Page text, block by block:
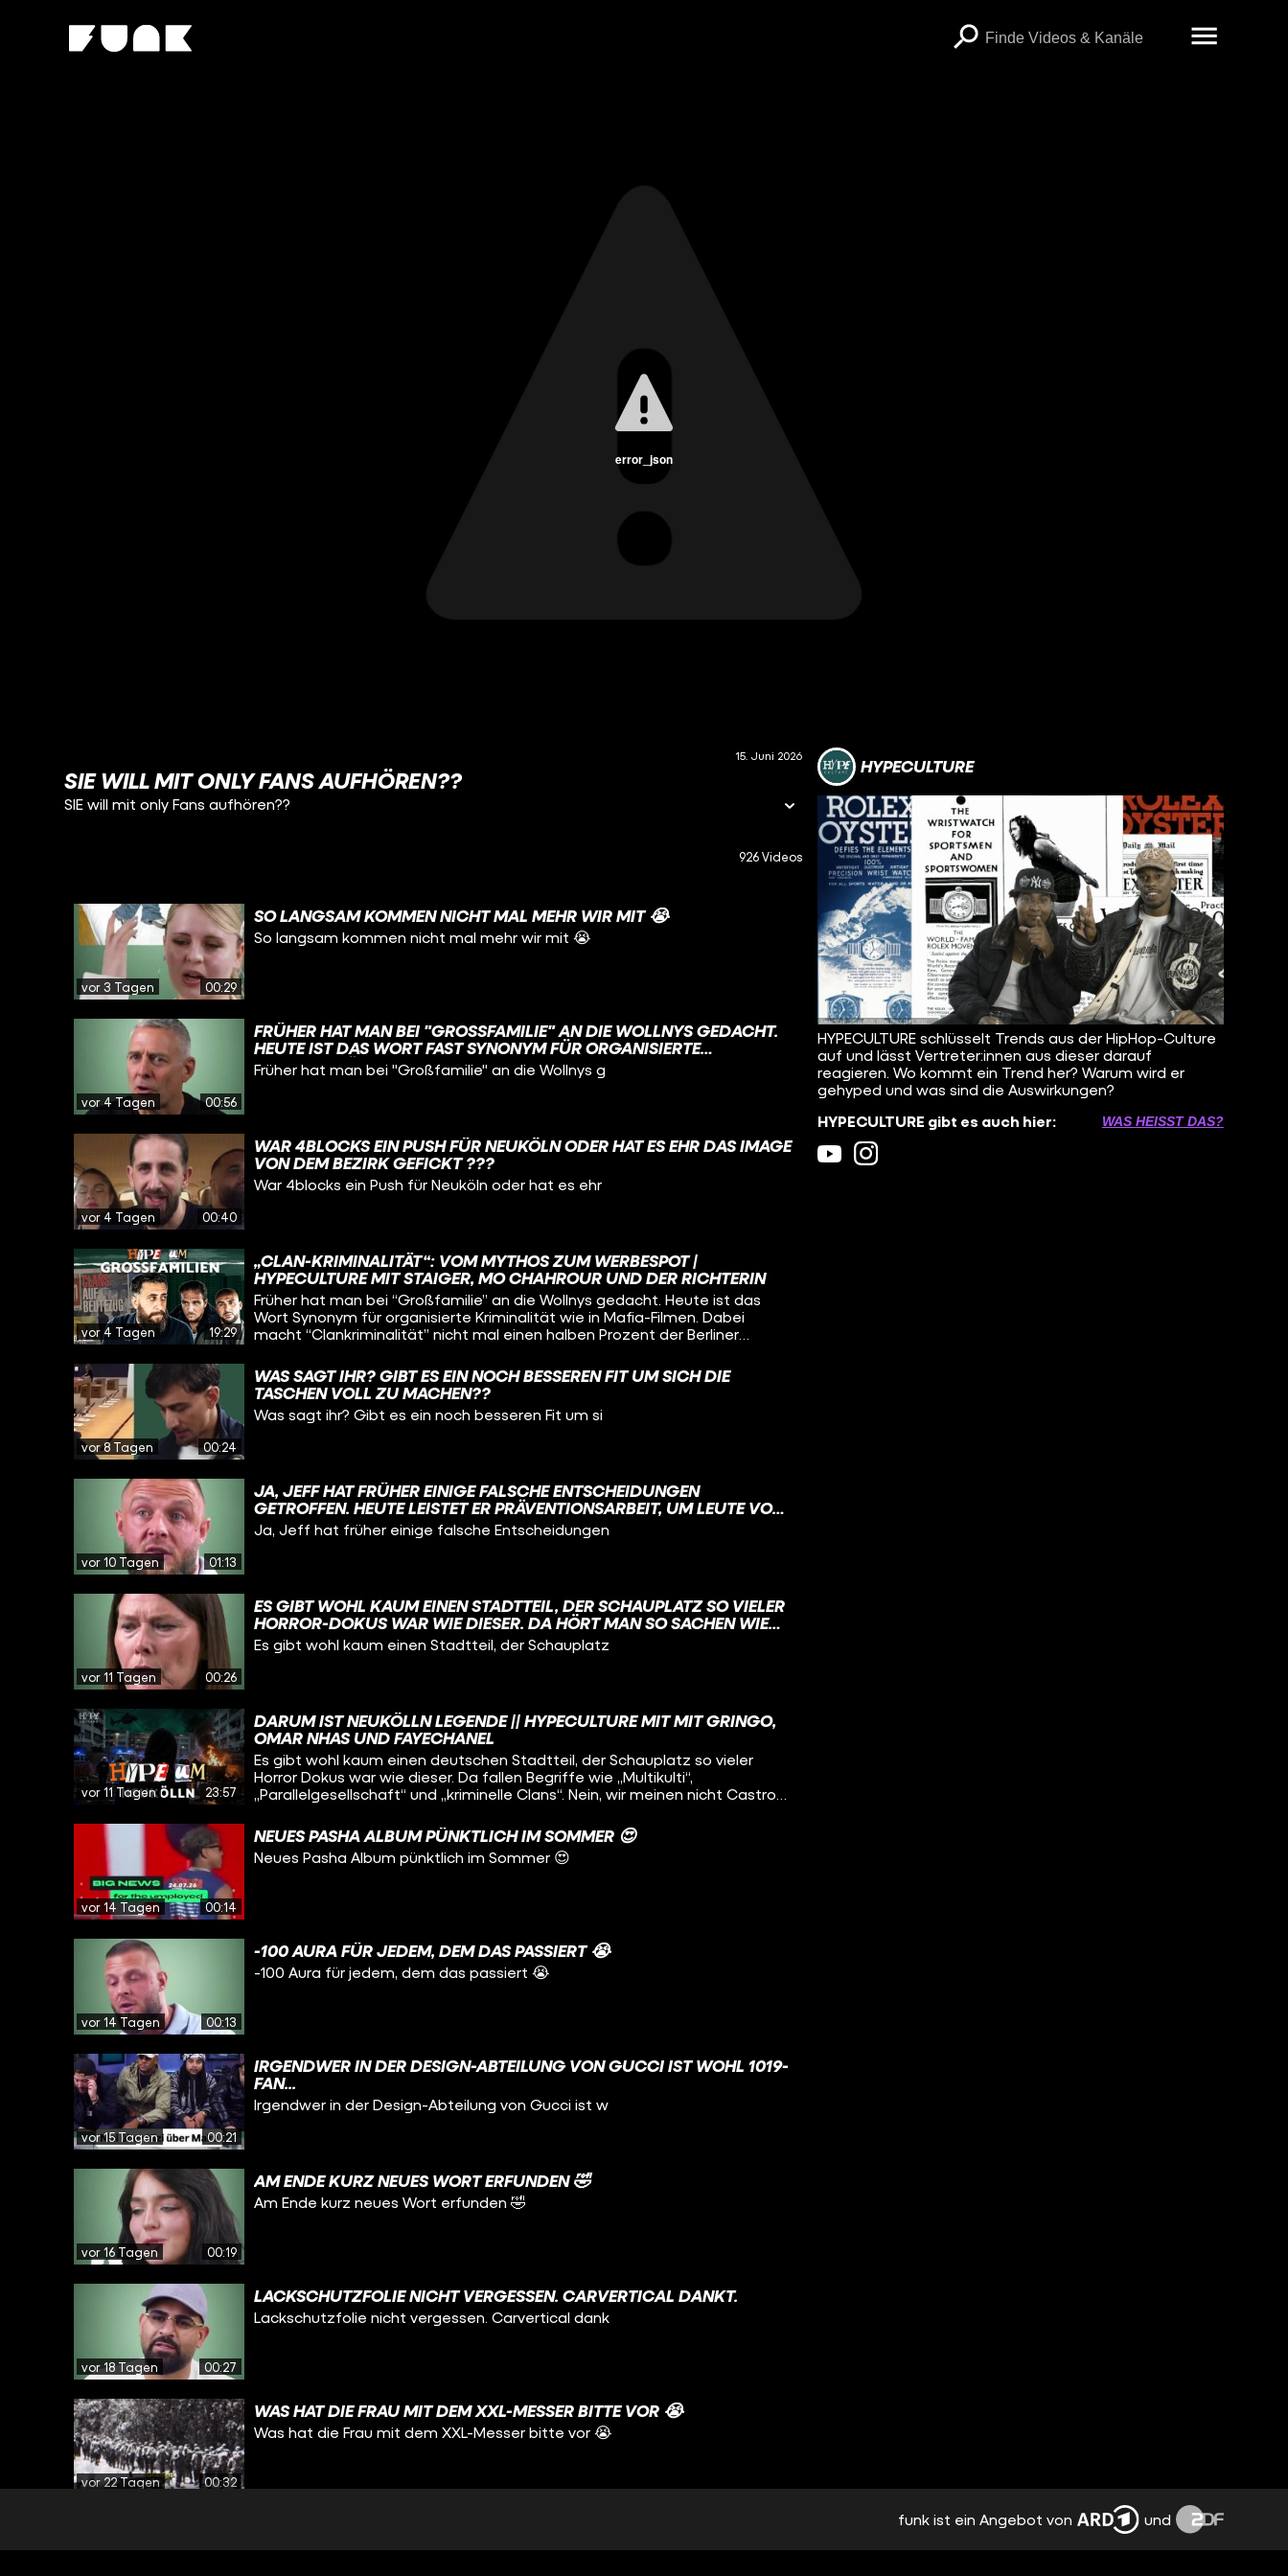
error_json
HYPECULTURE
HYPECULTURE schlüsselt Trends aus der HipHop-Culture
auf und lässt Vertreter:innen aus dieser darauf
reagieren. Wo kommt ein Trend her? Warum wird er
gehyped und was sind die Auswirkungen?
HYPECULTURE gibt es auch hier:
WAS HEISST DAS?
15. Juni 2026
SIE WILL MIT ONLY FANS AUFHÖREN??
SIE will mit only Fans aufhören??
926 Videos
vor 3 Tagen 00:29
SO LANGSAM KOMMEN NICHT MAL MEHR WIR MIT 😭
So langsam kommen nicht mal mehr wir mit 😭
vor 4 Tagen 00:56
FRÜHER HAT MAN BEI "GROSSFAMILIE" AN DIE WOLLNYS GEDACHT. H
EUTE IST DAS WORT FAST SYNONYM FÜR ORGANISIERTE K
RIMINALITÄT WIE IN MAFIA-FILMEN. DABEI MACHT "
CLANKRIMINALITÄT" NICHT MAL EINEN HALBEN PROZENT DER B
Früher hat man bei "Großfamilie" an die Wollnys g
vor 4 Tagen 00:40
WAR 4BLOCKS EIN PUSH FÜR NEUKÖLN ODER HAT ES EHR DAS IMAGE
VON DEM BEZIRK GEFICKT ???
War 4blocks ein Push für Neuköln oder hat es ehr
vor 4 Tagen 19:29
„CLAN-KRIMINALITÄT“: VOM MYTHOS ZUM WERBESPOT |
HYPECULTURE MIT STAIGER, MO CHAHROUR UND DER RICHTERIN
Früher hat man bei “Großfamilie” an die Wollnys gedacht. Heute ist das
Wort Synonym für organisierte Kriminalität wie in Mafia-Filmen. Dabei
macht “Clankriminalität” nicht mal einen halben Prozent der Berliner
präsent geworden? Wir fragen: Geht es da wirklich um professionelle
Strukturen? Oder nur um “Ich hol meine Cousins”? Und erzählen euch,
wieso die vermeintlichen Clans auf einmal werbetauglich sind.
vor 8 Tagen 00:24
WAS SAGT IHR? GIBT ES EIN NOCH BESSEREN FIT UM SICH DIE
TASCHEN VOLL ZU MACHEN??
Was sagt ihr? Gibt es ein noch besseren Fit um si
vor 10 Tagen 01:13
JA, JEFF HAT FRÜHER EINIGE FALSCHE ENTSCHEIDUNGEN
GETROFFEN. HEUTE LEISTET ER PRÄVENTIONSARBEIT, UM LEUTE VOR
DER SCHIEFEN BAHN ZU BEWAHREN.
Ja, Jeff hat früher einige falsche Entscheidungen
vor 11 Tagen 00:26
ES GIBT WOHL KAUM EINEN STADTTEIL, DER SCHAUPLATZ SO VIELER
HORROR-DOKUS WAR WIE DIESER. DA HÖRT MAN SO SACHEN WIE
„MULTIKULTI“, „PARALLELGESELLSCHAFT“ UND „KRIMINELLE
CLANS“. NEIN, WIR MEINEN NICHT CASTROP-RAUXEL, SONDERN
DER COOLSTE STADTTEIL BERLINS?
Es gibt wohl kaum einen Stadtteil, der Schauplatz
vor 11 Tagen 23:57
DARUM IST NEUKÖLLN LEGENDE || HYPECULTURE MIT MIT GRINGO,
OMAR NHAS UND FAYECHANEL
Es gibt wohl kaum einen deutschen Stadtteil, der Schauplatz so vieler
Horror Dokus war wie dieser. Da fallen Begriffe wie „Multikulti“,
„Parallelgesellschaft“ und „kriminelle Clans“. Nein, wir meinen nicht Castrop
wie im Wilden Westen. Aber welche anderen Seiten hat Neukölln? Warum
wollen auf einmal alle dort wohnen? Und was haben Christiane F., Yuppies
und die Rütli Schule damit zu tun
vor 14 Tagen 00:14
NEUES PASHA ALBUM PÜNKTLICH IM SOMMER 😍
Neues Pasha Album pünktlich im Sommer 😍
vor 14 Tagen 00:13
-100 AURA FÜR JEDEM, DEM DAS PASSIERT 😭
-100 Aura für jedem, dem das passiert 😭
vor 15 Tagen 00:21
IRGENDWER IN DER DESIGN-ABTEILUNG VON GUCCI IST WOHL 1019-
FAN...
Irgendwer in der Design-Abteilung von Gucci ist w
vor 16 Tagen 00:19
AM ENDE KURZ NEUES WORT ERFUNDEN 🤣
Am Ende kurz neues Wort erfunden 🤣
vor 18 Tagen 00:27
LACKSCHUTZFOLIE NICHT VERGESSEN. CARVERTICAL DANKT.
Lackschutzfolie nicht vergessen. Carvertical dank
vor 22 Tagen 00:32
WAS HAT DIE FRAU MIT DEM XXL-MESSER BITTE VOR 😭
Was hat die Frau mit dem XXL-Messer bitte vor 😭
USA wirklich andere Welt
funk ist ein Angebot von und